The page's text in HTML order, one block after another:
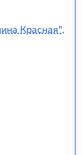
Красная",